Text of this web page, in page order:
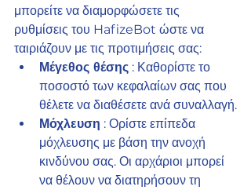
μπορείτε να διαμορφώσετε τις
ρυθμίσεις του HafizeBot ώστε να
ταιριάζουν με τις προτιμήσεις σας:
Μέγεθος θέσης : Καθορίστε το
ποσοστό των κεφαλαίων σας που
θέλετε να διαθέσετε ανά συναλλαγή.
Μόχλευση : Ορίστε επίπεδα
μόχλευσης με βάση την ανοχή
κινδύνου σας. Οι αρχάριοι μπορεί
να θέλουν να διατηρήσουν τη